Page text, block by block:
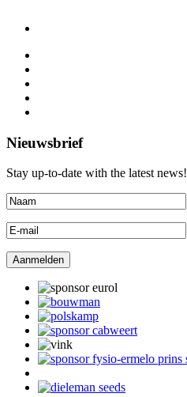
Nieuwsbrief
Stay up-to-date with the latest news!